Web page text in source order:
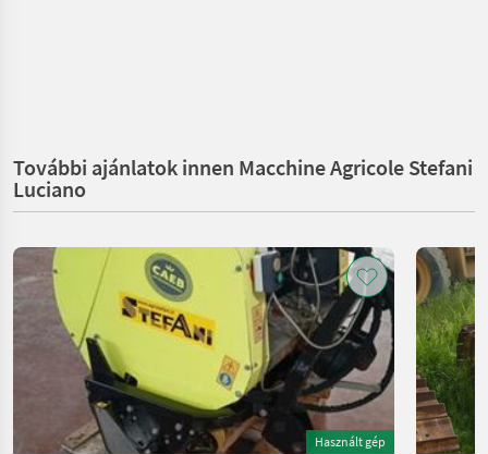
További ajánlatok innen Macchine Agricole Stefani
Luciano
Használt gép